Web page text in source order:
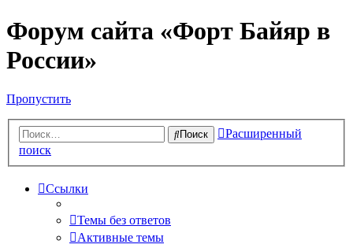
Форум сайта «Форт Байяр в
России»
Пропустить
Поиск
Расширенный
поиск
Ссылки
Темы без ответов
Активные темы